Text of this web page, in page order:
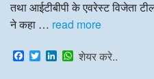
तथा आईटीबीपी के एवरेस्ट विजेता
ने कहा … read more
F
a
T
w
L W
शेयर करे..